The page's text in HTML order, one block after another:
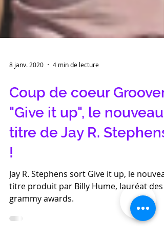
8 janv. 2020
Coup de coeur Groover :
"Give it up", le nouveau
titre de Jay R. Stephens
!
Jay R. Stephens sort Give it up, le
titre produit par Billy Hume, lauréat des